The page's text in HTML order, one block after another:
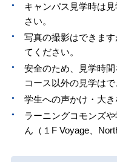
キャンパス見学時は
さい。
写真の撮影はできま
てください。
安全のため、見学時
コース以外の見学はで
学生への声かけ・大き
ラーニングコモンズ
ん（１F Voyage、